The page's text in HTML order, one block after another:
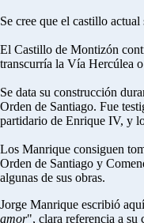
Se cree que el castillo
El Castillo de Montizón
transcurría la Vía Hercúlea
Se data su construcción
Orden de Santiago. Fue
partidario de Enrique IV, y
Los Manrique consiguen
Orden de Santiago y
algunas de sus obras.
Jorge Manrique escribió
amor", clara referencia a su